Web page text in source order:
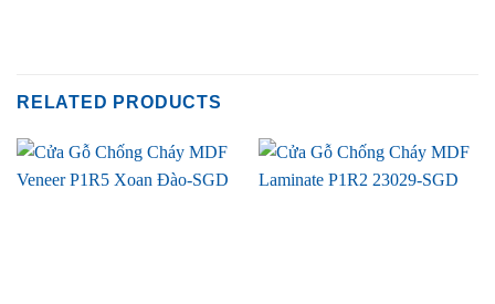
RELATED PRODUCTS